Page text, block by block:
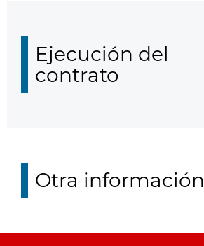
Ejecución del
contrato
Otra información